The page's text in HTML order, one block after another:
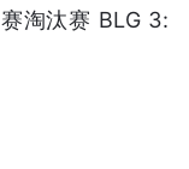
淘汰赛 BLG 3: